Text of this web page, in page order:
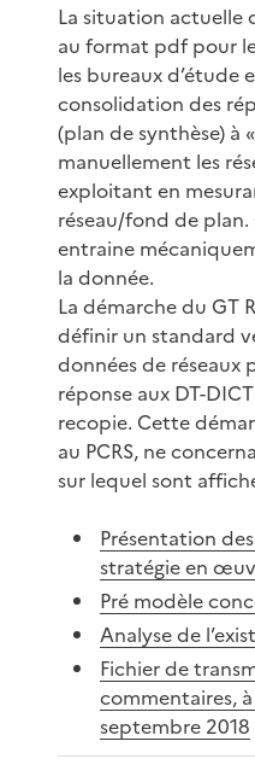
La situation actuelle
au format pdf pour
les bureaux d’étude
consolidation des
(plan de synthèse) à
manuellement les
exploitant en
réseau/fond de
entraine
la donnée.
La démarche du GT
définir un standard
données de réseaux
réponse aux DT-
recopie. Cette
au PCRS, ne
sur lequel sont
Présentation
stratégie en
Pré modèle
Analyse de
Fichier de
commentaires,
septembre 2018